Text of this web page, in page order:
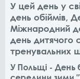
У цей день у
день обіймів,
Міжнародний
день дитячого
тренувальних
У Польщі - День